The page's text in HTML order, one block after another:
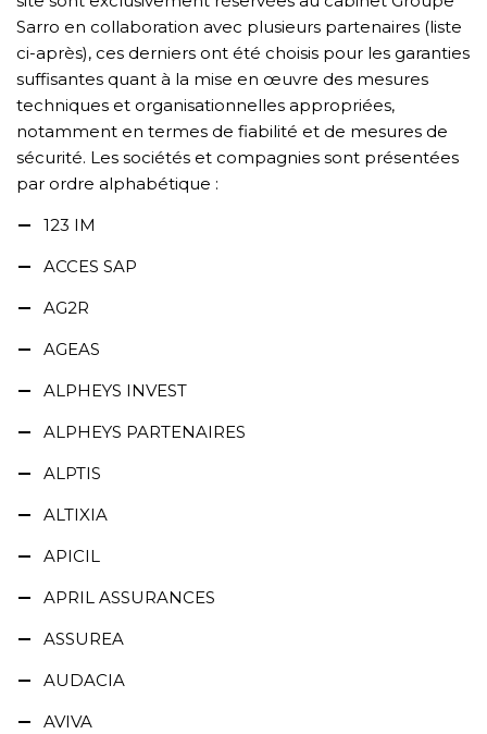
Sarro en collaboration avec plusieurs partenaires (liste
ci-après), ces derniers ont été choisis pour les garanties
suffisantes quant à la mise en œuvre des mesures
techniques et organisationnelles appropriées,
notamment en termes de fiabilité et de mesures de
sécurité. Les sociétés et compagnies sont présentées
par ordre alphabétique :
123 IM
ACCES SAP
AG2R
AGEAS
ALPHEYS INVEST
ALPHEYS PARTENAIRES
ALPTIS
ALTIXIA
APICIL
APRIL ASSURANCES
ASSUREA
AUDACIA
AVIVA